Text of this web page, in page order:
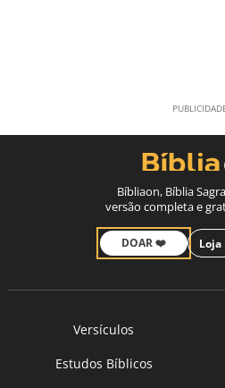
Bíbliaon, Bíblia
versão completa e
DOAR ❤️
Versículos
Estudos Bíblicos